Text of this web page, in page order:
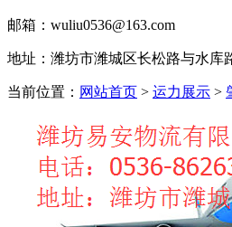
邮箱：wuliu0536@163.com
地址：潍坊市潍城区长松路与水库
当前位置： 网站首页 > 运力展示 >